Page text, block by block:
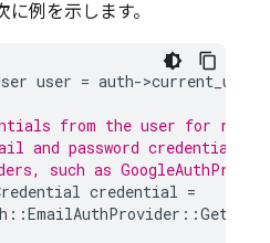
例を示します。
user = auth->current_user
from the user for re-
and password credentials
such as
credential =
::EmailAuthProvider ::